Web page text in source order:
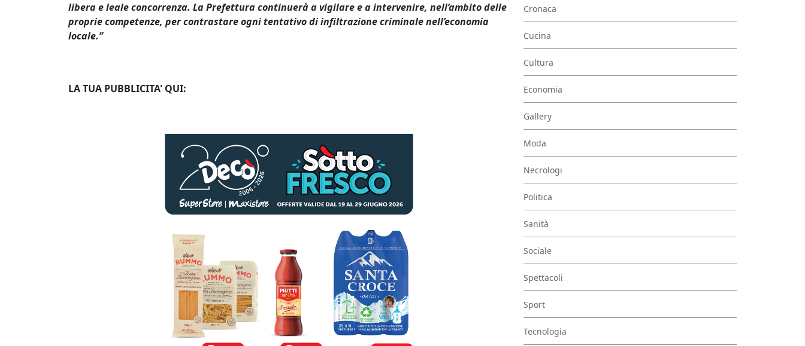
libera e leale concorrenza. La Prefettura continuerà a vigilare e a intervenire, nell’ambito delle
proprie competenze, per contrastare ogni tentativo di infiltrazione criminale nell’economia
locale.”
LA TUA PUBBLICITA' QUI:
Cronaca
Cucina
Cultura
Economia
Gallery
Moda
Necrologi
Politica
Sanità
Sociale
Spettacoli
Sport
Tecnologia